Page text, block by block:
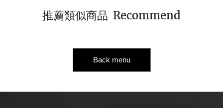
推薦類似商品 Recommend
Back menu